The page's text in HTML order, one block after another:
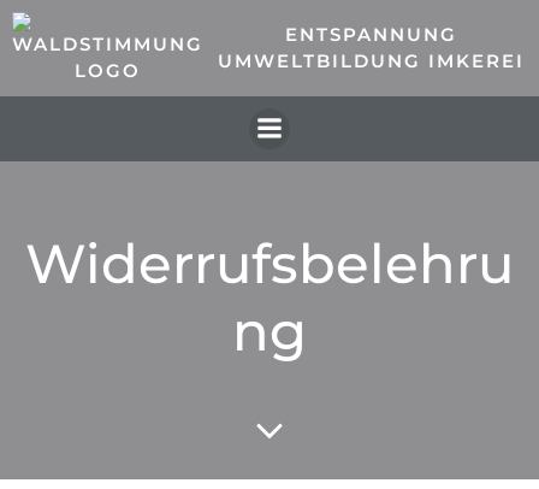
Inhalt
springen
ENTSPANNUNG
UMWELTBILDUNG IMKEREI
Widerrufsbelehru
ng